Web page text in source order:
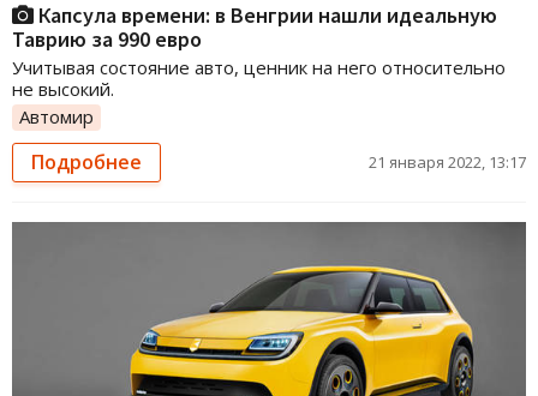
Капсула времени: в Венгрии нашли идеальную
Таврию за 990 евро
Учитывая состояние авто, ценник на него относительно
не высокий.
Автомир
Подробнее 21 января 2022, 13:17